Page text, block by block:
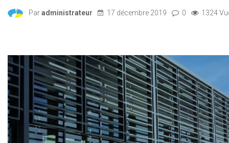
Paradministrateur 17 décembre 2019 0 1324